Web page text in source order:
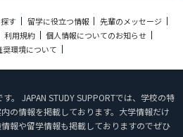
す 留学に役立つ情報
先輩のメッセージ
利用規約
個人情報についてのお知らせ
奨環境について
。 JAPAN STUDY SUPPORTでは、学校の特
の情報を掲載しております。大学情報だけ
報や留学情報も掲載しておりますのでぜひ